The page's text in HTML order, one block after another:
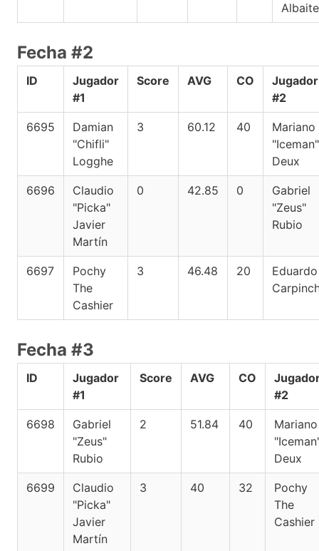
Fecha #2
ID
Jugador
#1
Score AVG CO
Jugador
#2
6695
Damian
"Chifli"
Logghe
3 60.12 40
Mariano
"Iceman"
Deux
6696
Claudio
"Picka"
Javier
Martín
0 42.85 0
Gabriel
"Zeus"
Rubio
6697
Pochy
The
Cashier
3 46.48 20
Eduardo
Fecha #3
ID
Jugador
#1
Score AVG CO
#2
6698
Gabriel
"Zeus"
Rubio
2 51.84 40
Mariano
Deux
6699
Claudio
"Picka"
Javier
Martín
3 40 32
Pochy
The
Cashier